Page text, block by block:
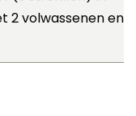
2 volwassenen en